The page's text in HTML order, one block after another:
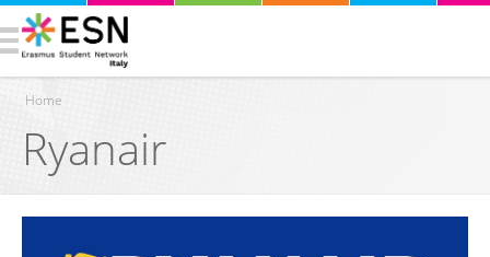
Tu sei qui
Home
Ryanair